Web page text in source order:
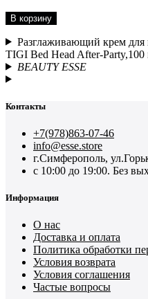
В корзину
Разглаживающий крем для
TIGI Bed Head After-Party,100
BEAUTY ESSE
Контакты
+7(978)863-07-46
info@esse.store
г.Симферополь,
с 10:00 до 19:00. Без
Информация
О нас
Доставка и оплата
Политика обработки
Условия возврата
Условия соглашения
Частые вопросы